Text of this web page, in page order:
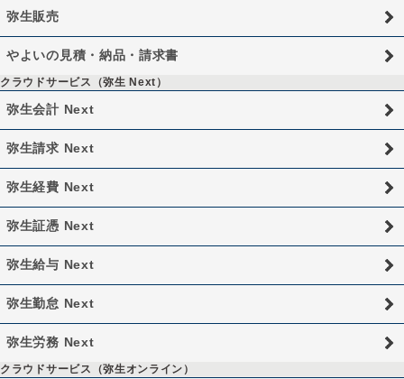
弥生販売
やよいの見積・納品・請求書
クラウドサービス（弥生 Next）
弥生会計 Next
弥生請求 Next
弥生経費 Next
弥生証憑 Next
弥生給与 Next
弥生勤怠 Next
弥生労務 Next
クラウドサービス（弥生オンライン）